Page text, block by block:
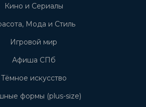
Кино и Сериалы
Мода и Стиль
Игровой мир
Афиша СПб
Тёмное искусство
формы (plus-size)